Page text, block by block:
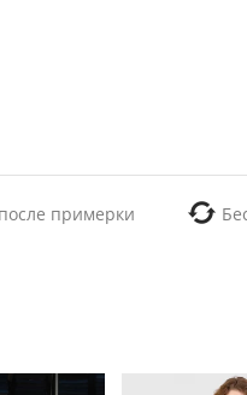
примерки